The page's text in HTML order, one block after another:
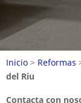
Inicio > Reformas
del Riu
Contacta con